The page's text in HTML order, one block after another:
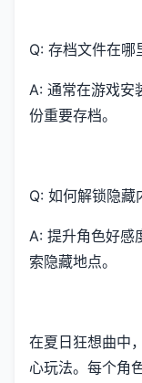
Q: 存档文件在哪
A: 通常在游戏安
份重要存档。
Q: 如何解锁隐藏
A: 提升角色好感
索隐藏地点。
在夏日狂想曲中
心玩法。每个角